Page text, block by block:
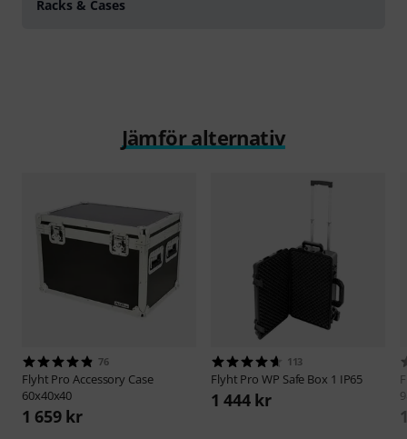
Racks & Cases
Jämför alternativ
76
Flyht ProAccessory Case
60x40x40
1 659 kr
113
Flyht ProWP Safe Box 1 IP65
1 444 kr